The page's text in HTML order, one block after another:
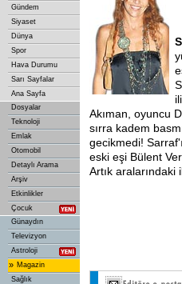
Gündem
Siyaset
Dünya
Spor
Hava Durumu
Sarı Sayfalar
Ana Sayfa
Dosyalar
Teknoloji
Emlak
Otomobil
Detaylı Arama
Arşiv
Etkinlikler
Çocuk
Günaydın
Televizyon
Astroloji
» Magazin
Sağlık
Akıman, oyuncu
sırra kadem
gecikmedi!
eski eşi Bülent
Artık